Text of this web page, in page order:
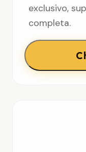
exclusivo,
completa.